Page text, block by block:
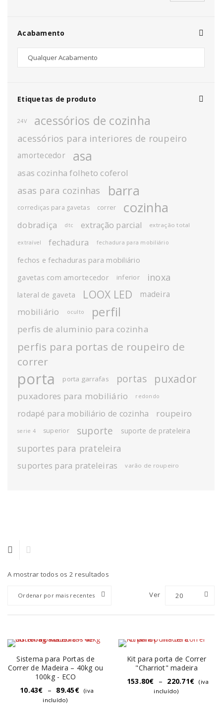
Acabamento
Etiquetas de produto
24V acessórios de cozinha
acessórios para interiores de roupeiro
amortecedor asa
asas cozinha folheto coferol
asas para cozinhas barra
corrediças para gavetas correr cozinha
dobradiça dtc extração parcial extração total
extraível fechadura fechadura para mobiliário
fechos e fechaduras para mobiliário
gavetas com amortecedor
inferior inoxa
lateral de gaveta LOOX LED madeira
mobiliário oculto perfil
perfis de aluminio para cozinha
perfis para portas de roupeiro de
correr
porta porta garrafas portas puxador
puxadores para mobiliário redondo
rodapé para mobiliário de cozinha roupeiro
serie 4 superior suporte suporte de prateleira
suportes para prateleira
suportes para prateleiras varão de roupeiro
A mostrar todos os 2 resultados
Ordenar por mais recentes Ver 20
Sistema para Portas de
Correr de Madeira – 40kg ou
100kg - ECO
10.43€ – 89.45€
(iva
incluído)
Kit para porta de Correr
"Charriot" madeira
153.80€ – 220.71€
(iva
incluído)